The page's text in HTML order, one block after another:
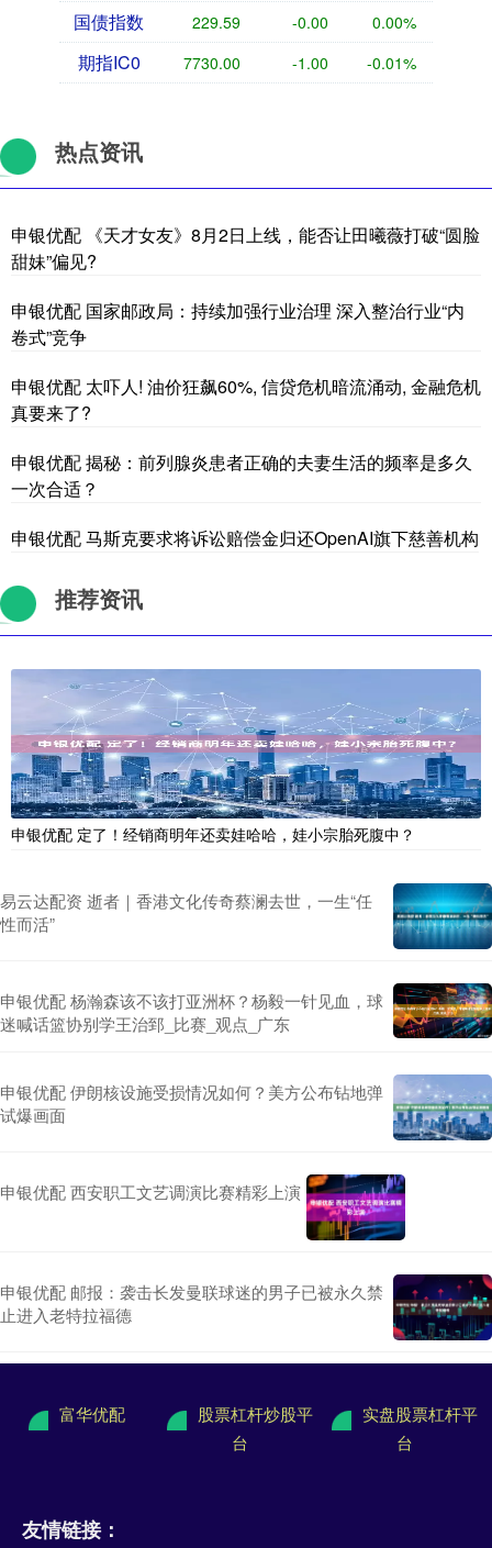
国债指数 229.59 -0.00 0.00%
期指IC0 7730.00 -1.00 -0.01%
热点资讯
申银优配 《天才女友》8月2日上线，能否让田曦薇打破“圆脸
甜妹”偏见?
申银优配 国家邮政局：持续加强行业治理 深入整治行业“内
卷式”竞争
申银优配 太吓人! 油价狂飙60%, 信贷危机暗流涌动, 金融危机
真要来了?
申银优配 揭秘：前列腺炎患者正确的夫妻生活的频率是多久
一次合适？
申银优配 马斯克要求将诉讼赔偿金归还OpenAI旗下慈善机构
推荐资讯
申银优配 定了！经销商明年还卖娃哈哈，娃小宗胎死腹中？
易云达配资 逝者｜香港文化传奇蔡澜去世，一生“任
性而活”
申银优配 杨瀚森该不该打亚洲杯？杨毅一针见血，球
迷喊话篮协别学王治郅_比赛_观点_广东
申银优配 伊朗核设施受损情况如何？美方公布钻地弹
试爆画面
申银优配 西安职工文艺调演比赛精彩上演
申银优配 邮报：袭击长发曼联球迷的男子已被永久禁
止进入老特拉福德
富华优配
股票杠杆炒股平
台
实盘股票杠杆平
台
友情链接：